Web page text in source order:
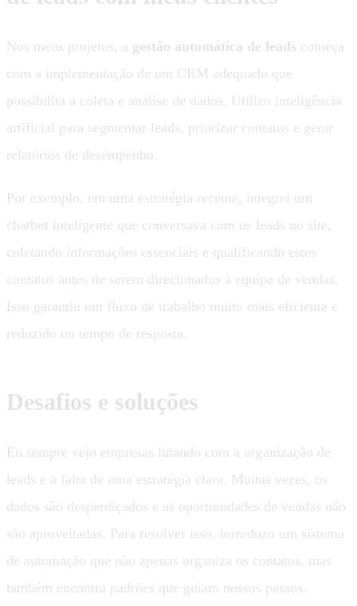
Nos meus projetos, a gestão automática de leads começa
com a implementação de um CRM adequado que
possibilita a coleta e análise de dados. Utilizo inteligência
artificial para segmentar leads, priorizar contatos e gerar
relatórios de desempenho.
Por exemplo, em uma estratégia recente, integrei um
chatbot inteligente que conversava com os leads no site,
coletando informações essenciais e qualificando estes
contatos antes de serem direcionados à equipe de vendas.
Isso garantiu um fluxo de trabalho muito mais eficiente e
reduzido no tempo de resposta.
Desafios e soluções
Eu sempre vejo empresas lutando com a organização de
leads e a falta de uma estratégia clara. Muitas vezes, os
dados são desperdiçados e as oportunidades de vendas não
são aproveitadas. Para resolver isso, introduzo um sistema
de automação que não apenas organiza os contatos, mas
também encontra padrões que guiam nossos passos.